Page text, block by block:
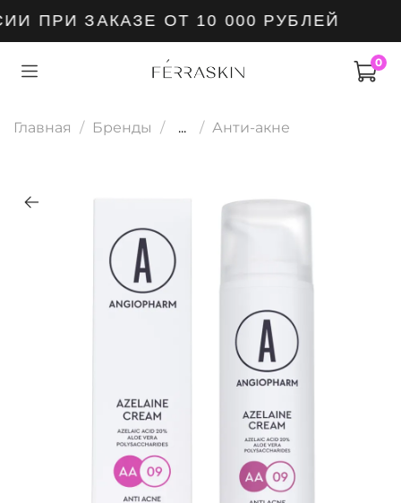
ПРИ ЗАКАЗЕ ОТ 10 000 РУБЛЕЙ
0
Главная Бренды ... Анти-акне